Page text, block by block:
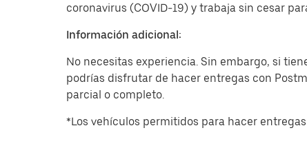
coronavirus (COVID-19) y trabaja sin cesar
Información adicional:
No necesitas experiencia. Sin embargo, si
podrías disfrutar de hacer entregas con
parcial o completo.
*Los vehículos permitidos para hacer